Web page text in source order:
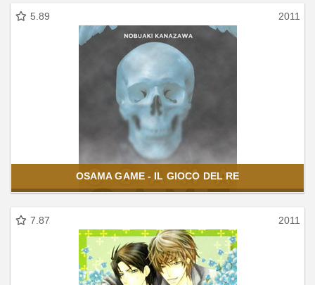
5.89 2011
OSAMA GAME - IL GIOCO DEL RE
7.87 2011